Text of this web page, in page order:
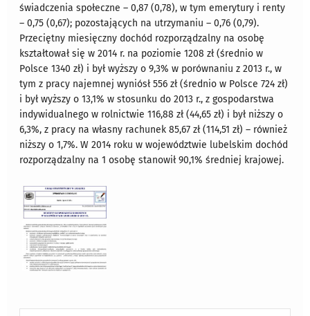
świadczenia społeczne – 0,87 (0,78), w tym emerytury i renty
– 0,75 (0,67); pozostających na utrzymaniu – 0,76 (0,79).
Przeciętny miesięczny dochód rozporządzalny na osobę
kształtował się w 2014 r. na poziomie 1208 zł (średnio w
Polsce 1340 zł) i był wyższy o 9,3% w porównaniu z 2013 r., w
tym z pracy najemnej wyniósł 556 zł (średnio w Polsce 724 zł)
i był wyższy o 13,1% w stosunku do 2013 r., z gospodarstwa
indywidualnego w rolnictwie 116,88 zł (44,65 zł) i był niższy o
6,3%, z pracy na własny rachunek 85,67 zł (114,51 zł) – również
niższy o 1,7%. W 2014 roku w województwie lubelskim dochód
rozporządzalny na 1 osobę stanowił 90,1% średniej krajowej.